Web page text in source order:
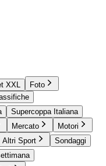
XXL
Foto
Supercoppa Italiana
Mercato
Motori
Altri Sport
Sondaggi